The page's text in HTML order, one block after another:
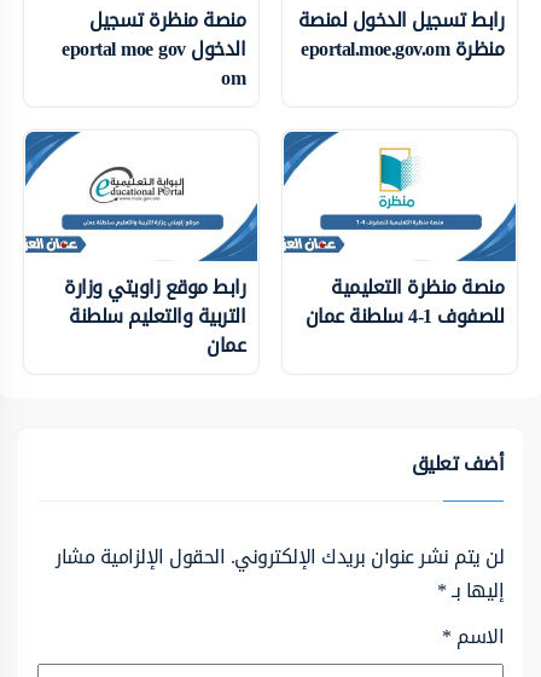
رابط تسجيل الدخول لمنصة
منظرة eportal.moe.gov.om
منصة منظرة تسجيل
الدخول eportal moe gov
om
منصة منظرة التعليمية
للصفوف 1-4 سلطنة عمان
رابط موقع زاويتي وزارة
التربية والتعليم سلطنة
عمان
أضف تعليق
لن يتم نشر عنوان بريدك الإلكتروني. الحقول الإلزامية مشار
إليها بـ*
الاسم*